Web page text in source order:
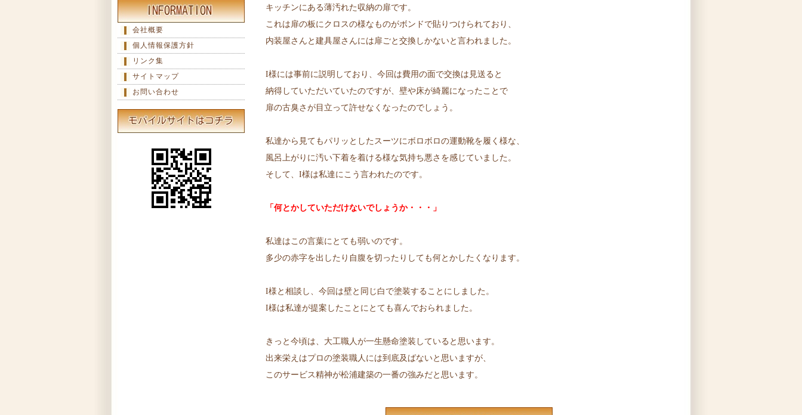
キッチンにある薄汚れた収納の扉です。
これは扉の板にクロスの様なものがボンドで貼りつけられており、
内装屋さんと建具屋さんには扉ごと交換しかないと言われました。
I様には事前に説明しており、今回は費用の面で交換は見送ると
納得していただいていたのですが、壁や床が綺麗になったことで
扉の古臭さが目立って許せなくなったのでしょう。
私達から見てもパリッとしたスーツにボロボロの運動靴を履く様な、
風呂上がりに汚い下着を着ける様な気持ち悪さを感じていました。
そして、I様は私達にこう言われたのです。
「何とかしていただけないでしょうか・・・」
私達はこの言葉にとても弱いのです。
多少の赤字を出したり自腹を切ったりしても何とかしたくなります。
I様と相談し、今回は壁と同じ白で塗装することにしました。
I様は私達が提案したことにとても喜んでおられました。
きっと今頃は、大工職人が一生懸命塗装していると思います。
出来栄えはプロの塗装職人には到底及ばないと思いますが、
このサービス精神が松浦建築の一番の強みだと思います。
会社概要
個人情報保護方針
リンク集
サイトマップ
お問い合わせ